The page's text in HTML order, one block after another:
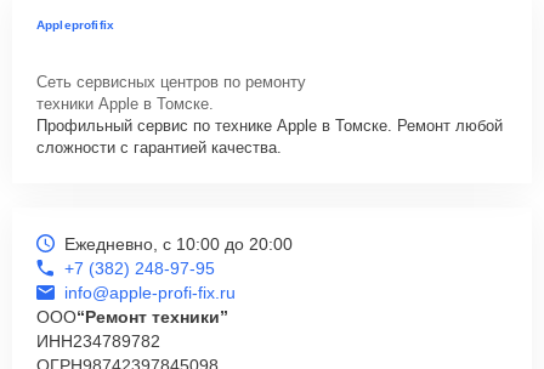
Appleprofifix
Сеть сервисных центров по ремонту
техники Apple в Томске.
Профильный сервис по технике Apple в Томске. Ремонт любой
сложности с гарантией качества.
Ежедневно, с 10:00 до 20:00
+7 (382) 248-97-95
info@apple-profi-fix.ru
ООО“Ремонт техники”
ИНН234789782
ОГРН98742397845098